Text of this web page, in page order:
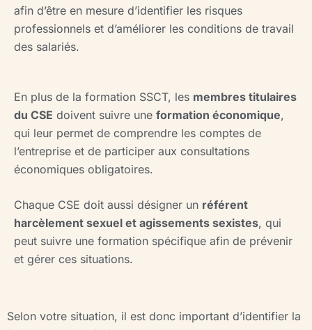
afin d’être en mesure d’identifier les risques
professionnels et d’améliorer les conditions de travail
des salariés.
En plus de la formation SSCT, les membres titulaires
du CSE doivent suivre une formation économique,
qui leur permet de comprendre les comptes de
l’entreprise et de participer aux consultations
économiques obligatoires.
Chaque CSE doit aussi désigner un référent
harcèlement sexuel et agissements sexistes, qui
peut suivre une formation spécifique afin de prévenir
et gérer ces situations.
Selon votre situation, il est donc important d’identifier la